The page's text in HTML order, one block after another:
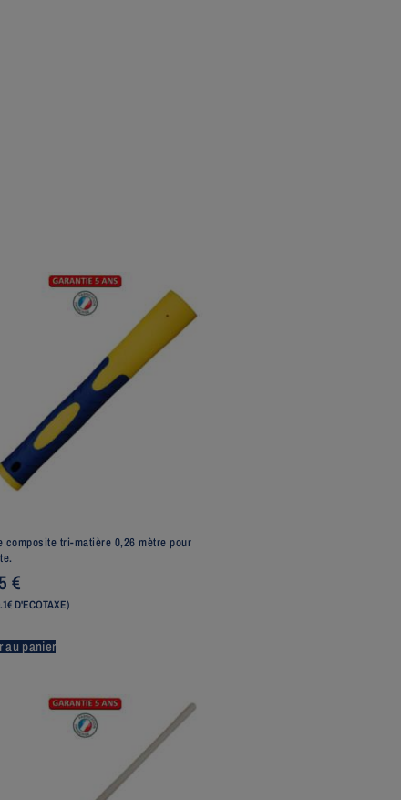
composite tri-matière 0,26 mètre pour
€
D'ECOTAXE)
au panier